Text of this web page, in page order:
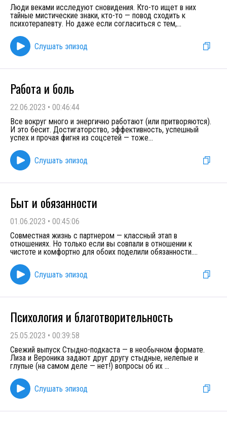
Люди веками исследуют сновидения. Кто-то ищет в них
тайные мистические знаки, кто-то — повод сходить к
психотерапевту. Но даже если согласиться с тем,...
Слушать эпизод
Работа и боль
22.06.2023 • 00:46:44
Все вокруг много и энергично работают (или притворяются).
И это бесит. Достигаторство, эффективность, успешный
успех и прочая фигня из соцсетей — тоже...
Слушать эпизод
Быт и обязанности
01.06.2023 • 00:45:06
Совместная жизнь с партнером — классный этап в
отношениях. Но только если вы совпали в отношении к
чистоте и комфортно для обоих поделили обязанности....
Слушать эпизод
Психология и благотворительность
25.05.2023 • 00:39:58
Свежий выпуск Стыдно-подкаста — в необычном формате.
Лиза и Вероника задают друг другу стыдные, нелепые и
глупые (на самом деле — нет!) вопросы об их ...
Слушать эпизод